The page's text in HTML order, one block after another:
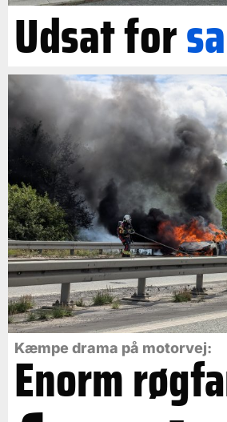
Udsat for
Kæmpe drama på motorvej:
Enorm